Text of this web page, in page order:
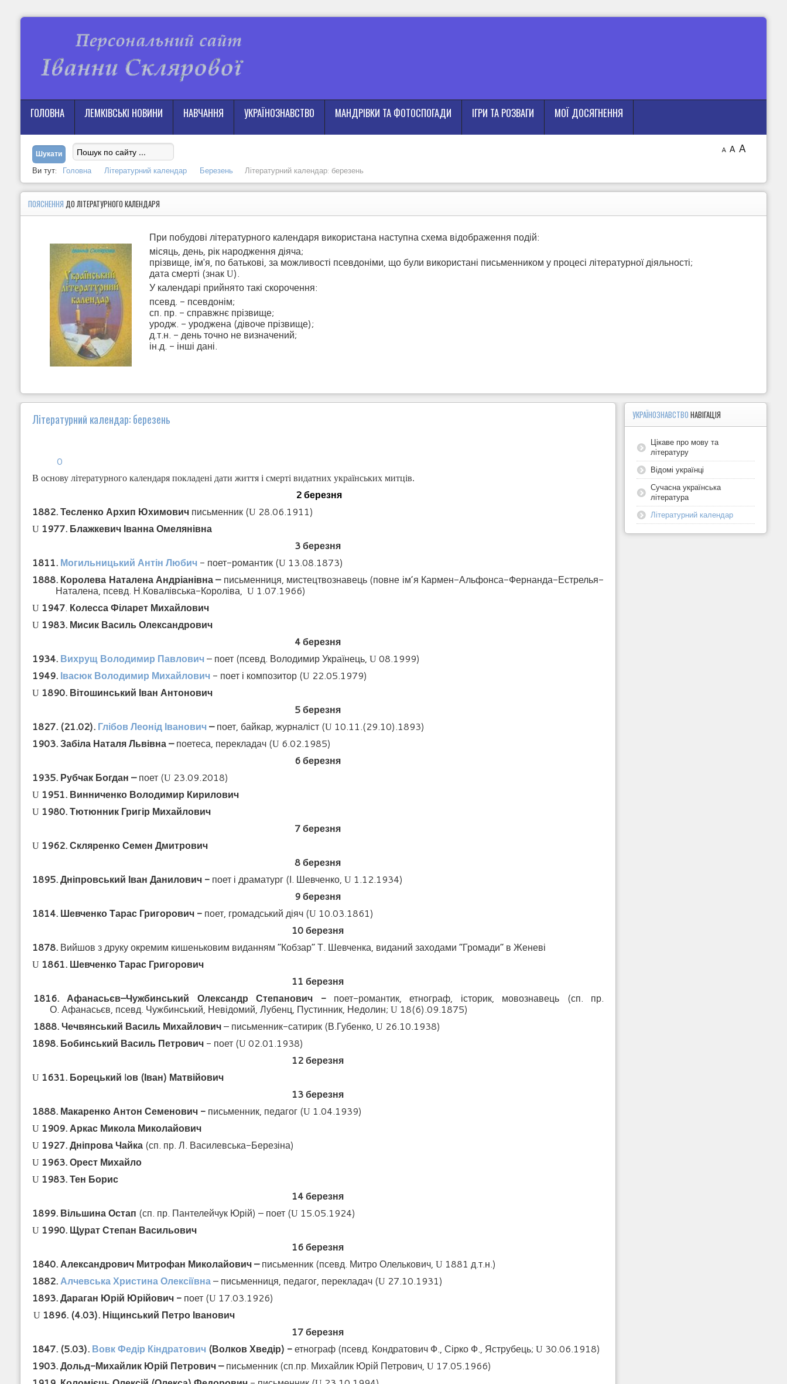
ГОЛОВНА ЛЕМКІВСЬКІ НОВИНИ НАВЧАННЯ УКРАЇНОЗНАВСТВО МАНДРІВКИ ТА ФОТОСПОГАДИ ІГРИ ТА РОЗВАГИ МОЇ ДОСЯГНЕННЯ
Ви тут: Головна Літературний календар Березень Літературний календар: березень
A A A
ПОЯСНЕННЯ ДО ЛІТЕРАТУРНОГО КАЛЕНДАРЯ
При побудові літературного календаря використана наступна схема відображення подій:
місяць, день, рік народження діяча;
прізвище, ім'я, по батькові, за можливості псевдоніми, що були використані письменником у процесі літературної діяльності;
дата смерті (знак U).
У календарі прийнято такі скорочення:
псевд. - псевдонім;
сп. пр. - справжнє прізвище;
уродж. - уроджена (дівоче прізвище);
д.т.н. - день точно не визначений;
ін.д. - інші дані.
Літературний календар: березень
0
В основу літературного календаря покладені дати життя і смерті видатних українських митців.
2березня
1882. Тесленко Архип Юхимовичписьменник (U 28.06.1911)
U 1977. Блажкевич Іванна Омелянівна
3березня
1811. Могильницький Антін Любич- поет-романтик (U 13.08.1873)
1888. Королева Наталена Андріанівна – письменниця, мистецтвознавець (повне ім’я Кармен-Альфонса-Фернанда-Естрелья-
Наталена, псевд. Н.Ковалівська-Короліва,
U 1.07.1966)
U 1947. Колесса Філарет Михайлович
U 1983. Мисик Василь Олександрович
4березня
1934. Вихрущ Володимир Павлович– поет (псевд. Володимир Українець, U 08.1999)
1949. Івасюк Володимир Михайлович- поет і композитор (U 22.05.1979)
U 1890. Вітошинський Іван Антонович
5березня
1827. (21.02). Глібов Леонід Іванович–поет, байкар, журналіст (U 10.11.(29.10).1893)
1903. Забіла Наталя Львівна –поетеса, перекладач (U 6.02.1985)
6березня
1935. Рубчак Богдан –поет (U 23.09.2018)
U 1951. Винниченко Володимир Кирилович
U 1980. Тютюнник Григір Михайлович
7березня
U 1962. Скляренко Семен Дмитрович
8березня
1895. Дніпровський Іван Данилович -поет і драматург (І. Шевченко, U 1.12.1934)
9березня
1814. Шевченко Тарас Григорович - поет, громадський діяч (U 10.03.1861)
10березня
1878.Вийшов з друку окремим кишеньковим виданням “Кобзар” Т. Шевченка, виданий заходами “Громади” в Женеві
U 1861. Шевченко Тарас Григорович
11 березня
1816. Афанасьєв–Чужбинський Олександр Степанович - поет-романтик, етнограф, історик, мовознавець (сп. пр.
О. Афанасьєв, псевд. Чужбинський, Невідомий, Лубенц, Пустинник, Недолин;U 18(6).09.1875)
1888. Чечвянський Василь Михайлович– письменник-сатирик (В.Губенко,U 26.10.1938)
1898. Бобинський Василь Петрович- поет (U 02.01.1938)
12березня
U 1631. Борецький Іов (Іван) Матвійович
13березня
1888. Макаренко Антон Семенович -письменник, педагог (U 1.04.1939)
U 1909. Аркас Микола Миколайович
U 1927.Дніпрова Чайка (сп. пр. Л. Василевська-Березіна)
U 1963. Орест Михайло
U 1983. Тен Борис
14березня
1899. Вільшина Остап (сп. пр. Пантелейчук Юрій) – поет (U 15.05.1924)
U 1990. Щурат Степан Васильович
16березня
1840. Александрович Митрофан Миколайович –письменник (псевд. Митро Олелькович, U 1881 д.т.н.)
1882. Алчевська Христина Олексіївна– письменниця, педагог, перекладач (U 27.10.1931)
1893. Дараган Юрій Юрійович - поет (U 17.03.1926)
U 1896. (4.03). Ніщинський Петро Іванович
17березня
1847. (5.03). Вовк Федір Кіндратович(Волков Хведір) -етнограф (псевд. Кондратович Ф., Сірко Ф., Яструбець; U 30.06.1918)
1903. Дольд-Михайлик Юрій Петрович –письменник (сп.пр. Михайлик Юрій Петрович, U 17.05.1966)
УКРАЇНОЗНАВСТВОНАВІГАЦІЯ
Цікаве про мову та
літературу
Відомі українці
Сучасна українська
література
Літературний календар